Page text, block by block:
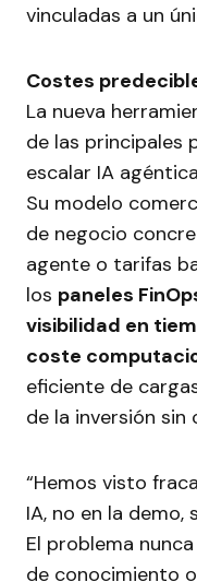
vinculadas a un
Costes
La nueva
de las principales
escalar IA
Su modelo
de negocio
agente o tarifas
los paneles
visibilidad en
coste
eficiente de
de la inversión
“Hemos visto
IA, no en la demo,
El problema
de conocimiento